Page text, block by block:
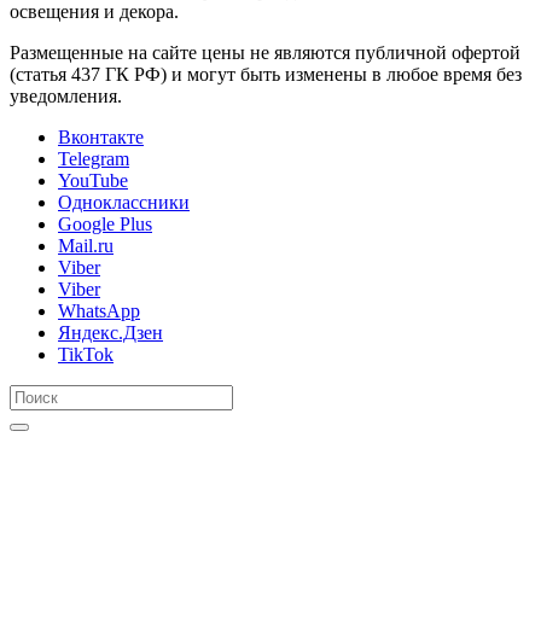
освещения и декора.
Размещенные на сайте цены не являются публичной офертой
(статья 437 ГК РФ) и могут быть изменены в любое время без
уведомления.
Вконтакте
Telegram
YouTube
Одноклассники
Google Plus
Mail.ru
Viber
Viber
WhatsApp
Яндекс.Дзен
TikTok